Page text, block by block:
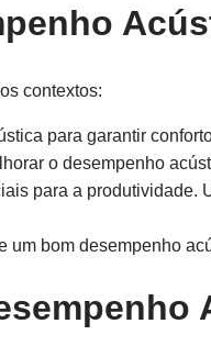
contextos:
para garantir
o desempenho
para a produtividade.
um bom desempenho